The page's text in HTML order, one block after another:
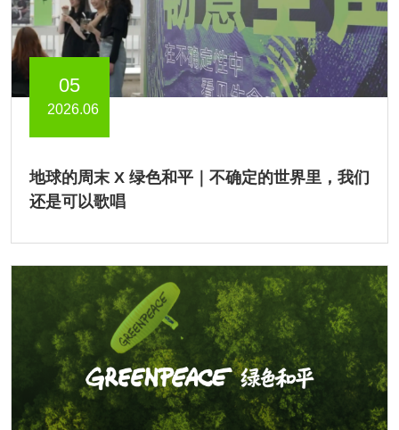
05
2026.06
地球的周末 X 绿色和平｜不确定的世界里，我们
还是可以歌唱